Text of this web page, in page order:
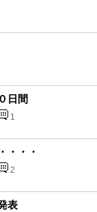
日間
1
・・・
2
表